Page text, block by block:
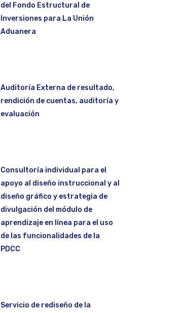
del Fondo Estructural de
Inversiones para La Unión
Aduanera
Auditoría Externa de resultado,
rendición de cuentas, auditoría y
evaluación
Consultoría individual para el
apoyo al diseño instruccional y al
diseño gráfico y estrategia de
divulgación del módulo de
aprendizaje en línea para el uso
de las funcionalidades de la
PDCC
Servicio de rediseño de la